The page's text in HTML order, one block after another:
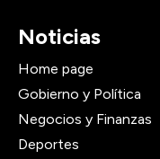
Noticias
Home page
Gobierno y Política
Negocios y Finanzas
Deportes